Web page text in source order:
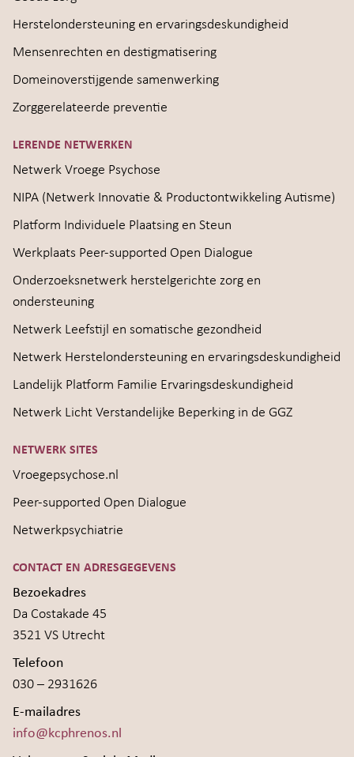
Herstelondersteuning en ervaringsdeskundigheid
Mensenrechten en destigmatisering
Domeinoverstijgende samenwerking
Zorggerelateerde preventie
LERENDE NETWERKEN
Netwerk Vroege Psychose
NIPA (Netwerk Innovatie & Productontwikkeling Autisme)
Platform Individuele Plaatsing en Steun
Werkplaats Peer-supported Open Dialogue
Onderzoeksnetwerk herstelgerichte zorg en
ondersteuning
Netwerk Leefstijl en somatische gezondheid
Netwerk Herstelondersteuning en ervaringsdeskundigheid
Landelijk Platform Familie Ervaringsdeskundigheid
Netwerk Licht Verstandelijke Beperking in de GGZ
NETWERK SITES
Vroegepsychose.nl
Peer-supported Open Dialogue
Netwerkpsychiatrie
CONTACT EN ADRESGEGEVENS
Bezoekadres
Da Costakade 45
3521 VS Utrecht
Telefoon
030 – 2931626
E-mailadres
info@kcphrenos.nl